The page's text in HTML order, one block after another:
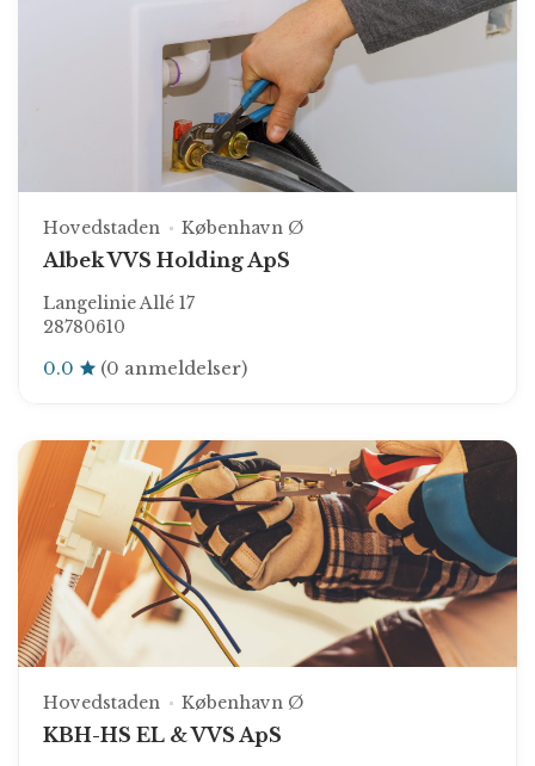
Hovedstaden København Ø
Albek VVS Holding ApS
Langelinie Allé 17
28780610
0.0 (0 anmeldelser)
Hovedstaden København Ø
KBH-HS EL & VVS ApS